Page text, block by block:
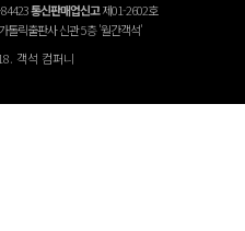
통신판매업신고제01-2602호
톨릭출판사 신관 5층 '월간객석'
객석 컴퍼니